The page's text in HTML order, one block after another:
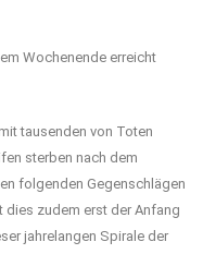
Wochenende erreicht
tausenden von Toten
sterben nach dem
folgenden Gegenschlägen
dies zudem erst der Anfang
jahrelangen Spirale der